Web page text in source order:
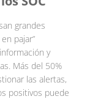
grandes
pajar”
y
Más del 50%
las alertas,
positivos puede